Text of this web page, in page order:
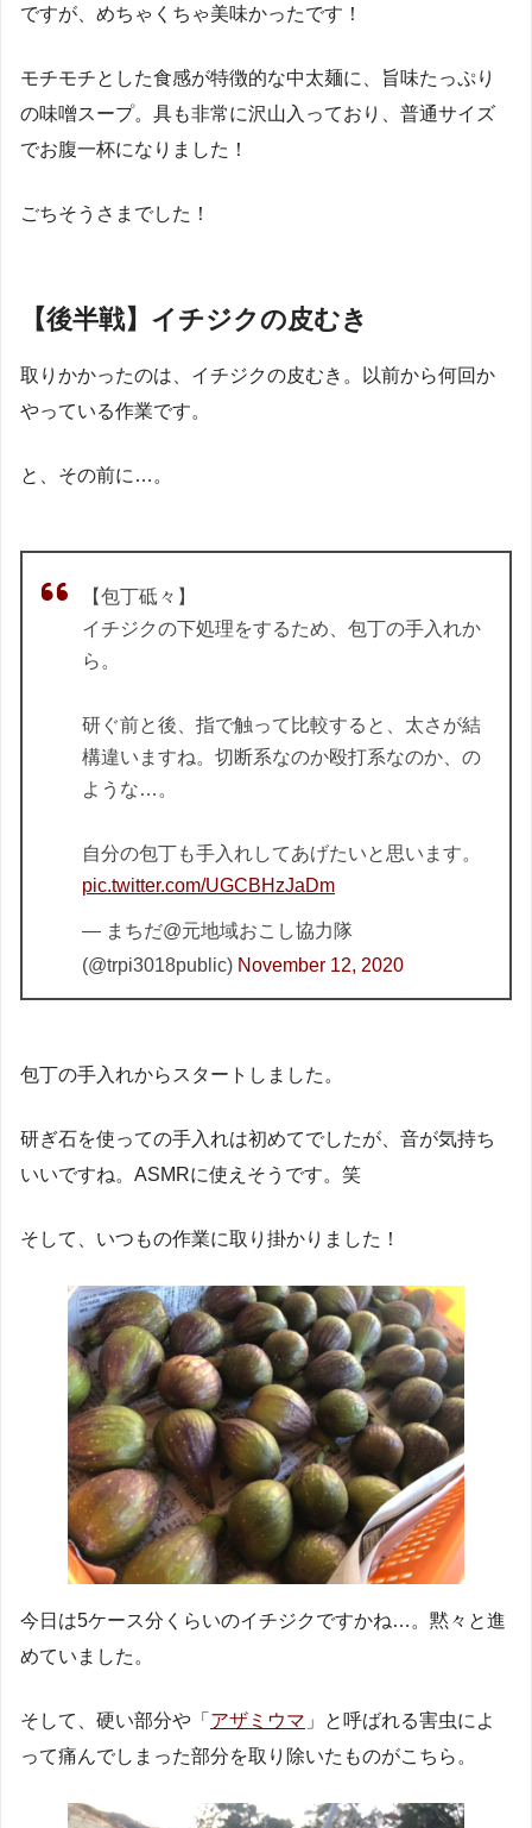
ですが、めちゃくちゃ美味かったです！
モチモチとした食感が特徴的な中太麺に、旨味たっぷり
の味噌スープ。具も非常に沢山入っており、普通サイズ
でお腹一杯になりました！
ごちそうさまでした！
【後半戦】イチジクの皮むき
取りかかったのは、イチジクの皮むき。以前から何回か
やっている作業です。
と、その前に…。
【包丁砥々】
イチジクの下処理をするため、包丁の手入れか
ら。
研ぐ前と後、指で触って比較すると、太さが結
構違いますね。切断系なのか殴打系なのか、の
ような…。
自分の包丁も手入れしてあげたいと思います。
pic.twitter.com/UGCBHzJaDm
— まちだ@元地域おこし協力隊
(@trpi3018public) November 12, 2020
包丁の手入れからスタートしました。
研ぎ石を使っての手入れは初めてでしたが、音が気持ち
いいですね。ASMRに使えそうです。笑
そして、いつもの作業に取り掛かりました！
今日は5ケース分くらいのイチジクですかね…。黙々と進
めていました。
そして、硬い部分や「 アザミウマ 」と呼ばれる害虫によ
って痛んでしまった部分を取り除いたものがこちら。